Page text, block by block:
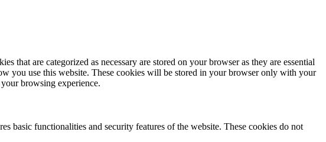
that are categorized as necessary are stored on your browser as they are essential
you use this website. These cookies will be stored in your browser only with your
browsing experience.
basic functionalities and security features of the website. These cookies do not